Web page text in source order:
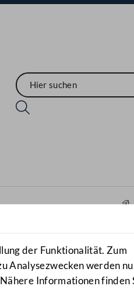
der Funktionalität. Zum
Analysezwecken werden
Informationen finden